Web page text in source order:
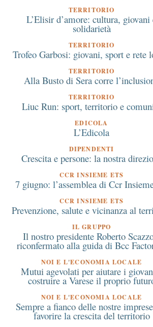
TERRITORIO
L’Elisir d’amore: cultura, giovani
solidarietà
TERRITORIO
Trofeo Garbosi: giovani, sport e rete
TERRITORIO
Alla Busto di Sera corre
TERRITORIO
Liuc Run: sport, territorio e
EDICOLA
L’Edicola
DIPENDENTI
Crescita e persone: la nostra
CCR INSIEME ETS
7 giugno: l’assemblea di Ccr
CCR INSIEME ETS
Prevenzione, salute e vicinanza al
IL GRUPPO
Il nostro presidente Roberto
riconfermato alla guida di Bcc
NOI E L'ECONOMIA LOCALE
Mutui agevolati per aiutare i
costruire a Varese il proprio
NOI E L'ECONOMIA LOCALE
Sempre a fianco delle nostre
favorire la crescita del territorio